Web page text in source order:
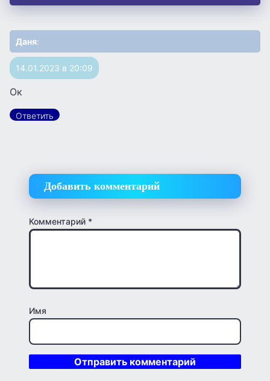
Даня:
14.01.2023 в 20:09
Ок
Ответить
Добавить комментарий
Комментарий *
Имя